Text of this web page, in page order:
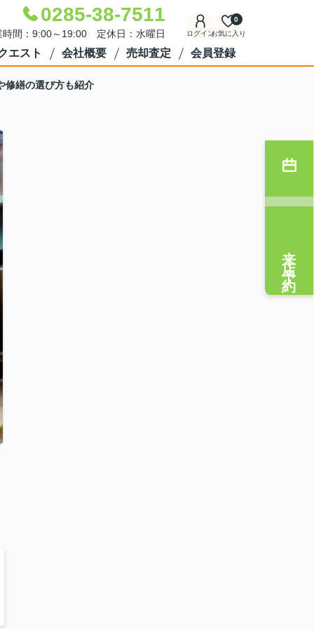
0285-38-7511
時間：9:00～19:00 定休日：水曜日 ログインお気に入り
0
エスト 会社概要 売却査定 会員登録
修繕の選び方も紹介
来店予約